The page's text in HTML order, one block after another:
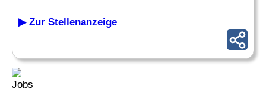
▶ Zur Stellenanzeige